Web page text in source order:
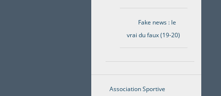
Fake news : le
vrai du faux (19-20)
Association Sportive